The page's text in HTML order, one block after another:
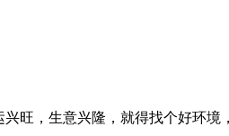
旺，生意兴隆，就得找个好环境